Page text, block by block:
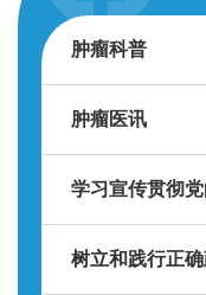
肿瘤科普
肿瘤医讯
学习宣传贯彻
树立和践行正